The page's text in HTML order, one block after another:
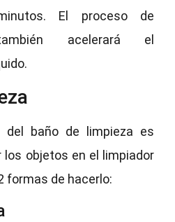
El proceso de
acelerará el
del baño de limpieza es
objetos en el limpiador
formas de hacerlo: